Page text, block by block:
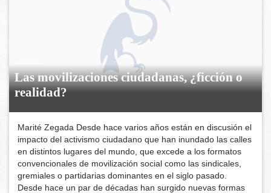
Las movilizaciones ciudadanas, ¿ficción o
realidad?
Marité Zegada Desde hace varios años están en discusión el
impacto del activismo ciudadano que han inundado las calles
en distintos lugares del mundo, que excede a los formatos
convencionales de movilización social como las sindicales,
gremiales o partidarias dominantes en el siglo pasado.
Desde hace un par de décadas han surgido nuevas formas